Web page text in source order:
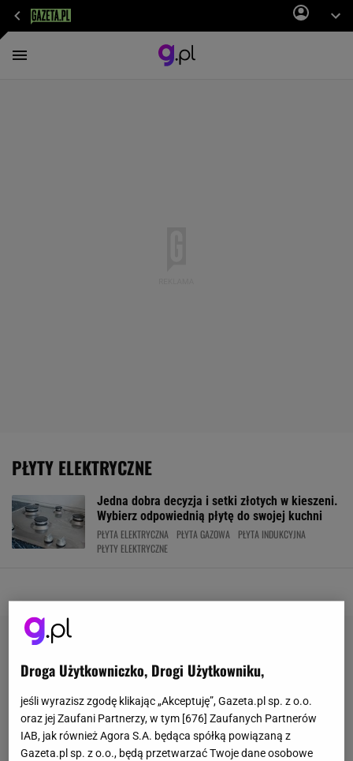
PŁYTY ELEKTRYCZNE
Jedna dobra decyzja i setki złotych w kieszeni.
Wybierz odpowiednią płytę do swojej kuchni
PŁYTA ELEKTRYCZNA PŁYTA GAZOWA
PŁYTA INDUKCYJNA
PŁYTY ELEKTRYCZNE
Droga Użytkowniczko, Drogi Użytkowniku,
jeśli wyrazisz zgodę klikając „Akceptuję”, Gazeta.pl sp. z o.o.
oraz jej Zaufani Partnerzy, w tym [676] Zaufanych Partnerów
IAB, jak również Agora S.A. będąca spółką powiązaną z
Gazeta.pl sp. z o.o., będą przetwarzać Twoje dane osobowe